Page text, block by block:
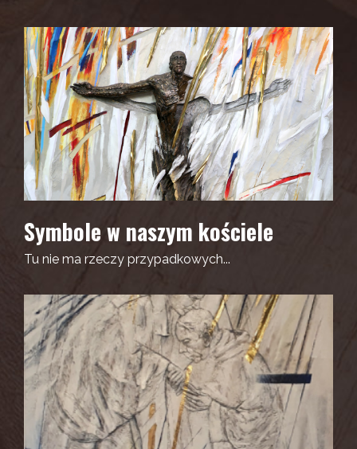
Symbole w naszym kościele
Tu nie ma rzeczy przypadkowych...